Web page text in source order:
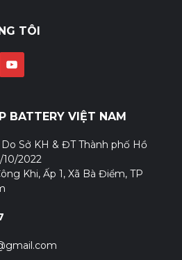
TÔI
BATTERY VIỆT NAM
Sở KH & ĐT Thành phố Hồ
10/2022
Khi, Ấp 1, Xã Bà Điểm, TP